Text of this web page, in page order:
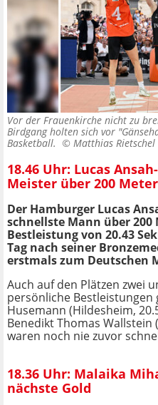
Vor der Frauenkirche nicht zu
Birdgang holten sich vor
Basketball. © Matthias Rietschel
18.46 Uhr: Lucas
Meister über 200 Meter
Der Hamburger Lucas
schnellste Mann über
Bestleistung von 20.43
Tag nach seiner
erstmals zum Deutschen
Auch auf den Plätzen zwei
persönliche Bestleistungen
Husemann (Hildesheim,
Benedikt Thomas Wallstein
waren noch nie zuvor
18.36 Uhr: Malaika
nächste Gold